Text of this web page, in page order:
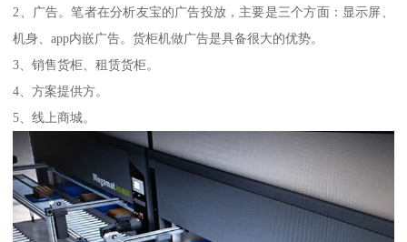
2、广告。笔者在分析友宝的广告投放，主要是三个方面：显示屏、
机身、app内嵌广告。货柜机做广告是具备很大的优势。
3、销售货柜、租赁货柜。
4、方案提供方。
5、线上商城。